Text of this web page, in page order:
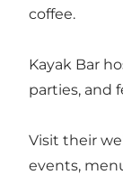
coffee.
Kayak Bar
parties, and
Visit their
events,